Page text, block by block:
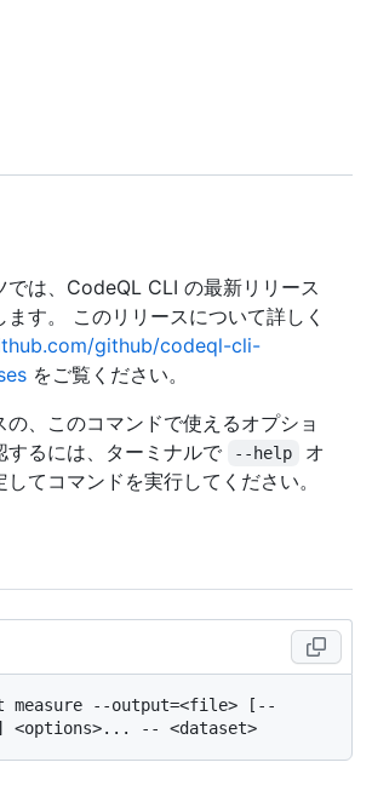
では、CodeQL CLI の最新リリース
ます。 このリリースについて詳しく
github/codeql-cli-
をご覧ください。
の、このコマンドで使えるオプショ
するには、ターミナルで
--help
オ
てコマンドを実行してください。
measure --output=<file> [--